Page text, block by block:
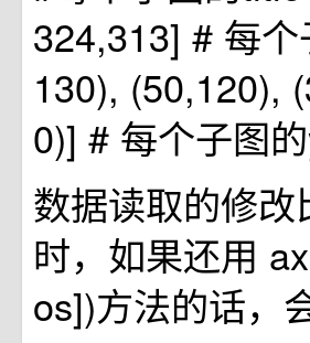
324,313] # 每
130), (50,120),
0)] # 每个子图
数据读取的修
时，如果还用
os])方法的话，